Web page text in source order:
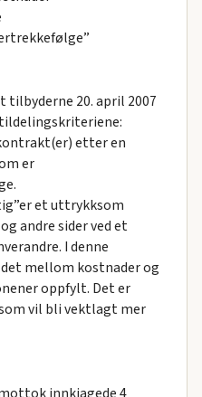
20. april 2007
etter en
er
et uttrykksom
andre sider ved et
I denne
mellom kostnader og
oppfylt. Det er
vil bli vektlagt mer